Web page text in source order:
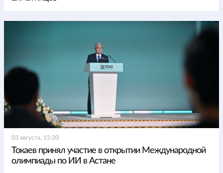
03 августа, 15:20
Токаев принял участие в открытии Международной
олимпиады по ИИ в Астане